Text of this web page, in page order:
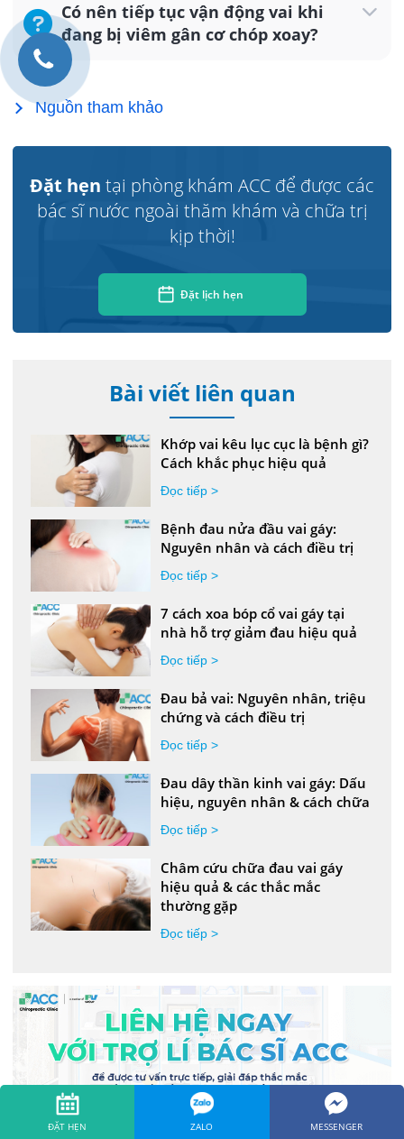
Có nên tiếp tục vận động vai khi
đang bị viêm gân cơ chóp xoay?
Nguồn tham khảo
Đặt hẹn tại phòng khám ACC để được các
bác sĩ nước ngoài thăm khám và chữa trị
kịp thời!
Đặt lịch hẹn
Bài viết liên quan
Khớp vai kêu lục cục là bệnh gì?
Cách khắc phục hiệu quả
Đọc tiếp >
Bệnh đau nửa đầu vai gáy:
Nguyên nhân và cách điều trị
Đọc tiếp >
7 cách xoa bóp cổ vai gáy tại
nhà hỗ trợ giảm đau hiệu quả
Đọc tiếp >
Đau bả vai: Nguyên nhân, triệu
chứng và cách điều trị
Đọc tiếp >
Đau dây thần kinh vai gáy: Dấu
hiệu, nguyên nhân & cách chữa
Đọc tiếp >
Châm cứu chữa đau vai gáy
hiệu quả & các thắc mắc
thường gặp
Đọc tiếp >
ĐẶT HẸN ZALO MESSENGER